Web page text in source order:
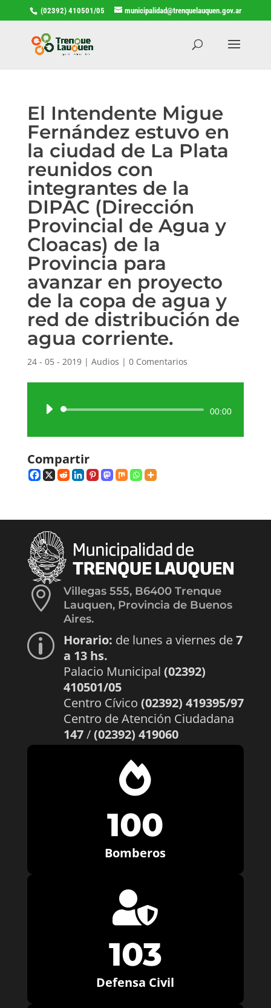
(02392) 410501/05 municipalidad@trenquelauquen.gov.ar
El Intendente Migue
Fernández estuvo en
la ciudad de La Plata
reunidos con
integrantes de la
DIPAC (Dirección
Provincial de Agua y
Cloacas) de la
Provincia para
avanzar en proyecto
de la copa de agua y
red de distribución de
agua corriente.
24 - 05 - 2019| Audios | 0 Comentarios
Reproductor
audio
00:00
Compartir

Villegas 555, B6400 Trenque
Lauquen, Provincia de Buenos
Aires.
p Horario: de lunes a viernes de7
a 13 hs.
Palacio Municipal (02392)
410501/05
Centro Cívico (02392) 419395/97
Centro de Atención Ciudadana
147/(02392) 419060

100
Bomberos

103
Defensa Civil